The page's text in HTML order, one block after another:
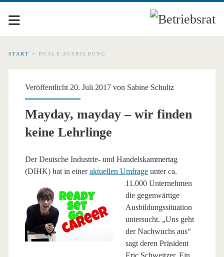
START > DUALE AUSBILDUNG
Schlagwort:
<span>duale
Ausbildung</span>
Veröffentlicht 20. Juli 2017 von Sabine Schultz
Mayday, mayday – wir finden
keine Lehrlinge
Der Deutsche Industrie- und Handelskammertag
(DIHK) hat in eineraktuellen Umfrageunter ca.
11.000 Unternehmen
die gegenwärtige
Ausbildungssituation
untersucht. „Uns geht
der Nachwuchs aus“
sagt deren Präsident
Eric Schweitzer. Ein